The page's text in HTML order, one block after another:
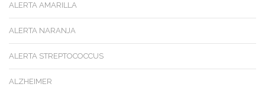
ALERTA AMARILLA
ALERTA NARANJA
ALERTA STREPTOCOCCUS
ALZHEIMER